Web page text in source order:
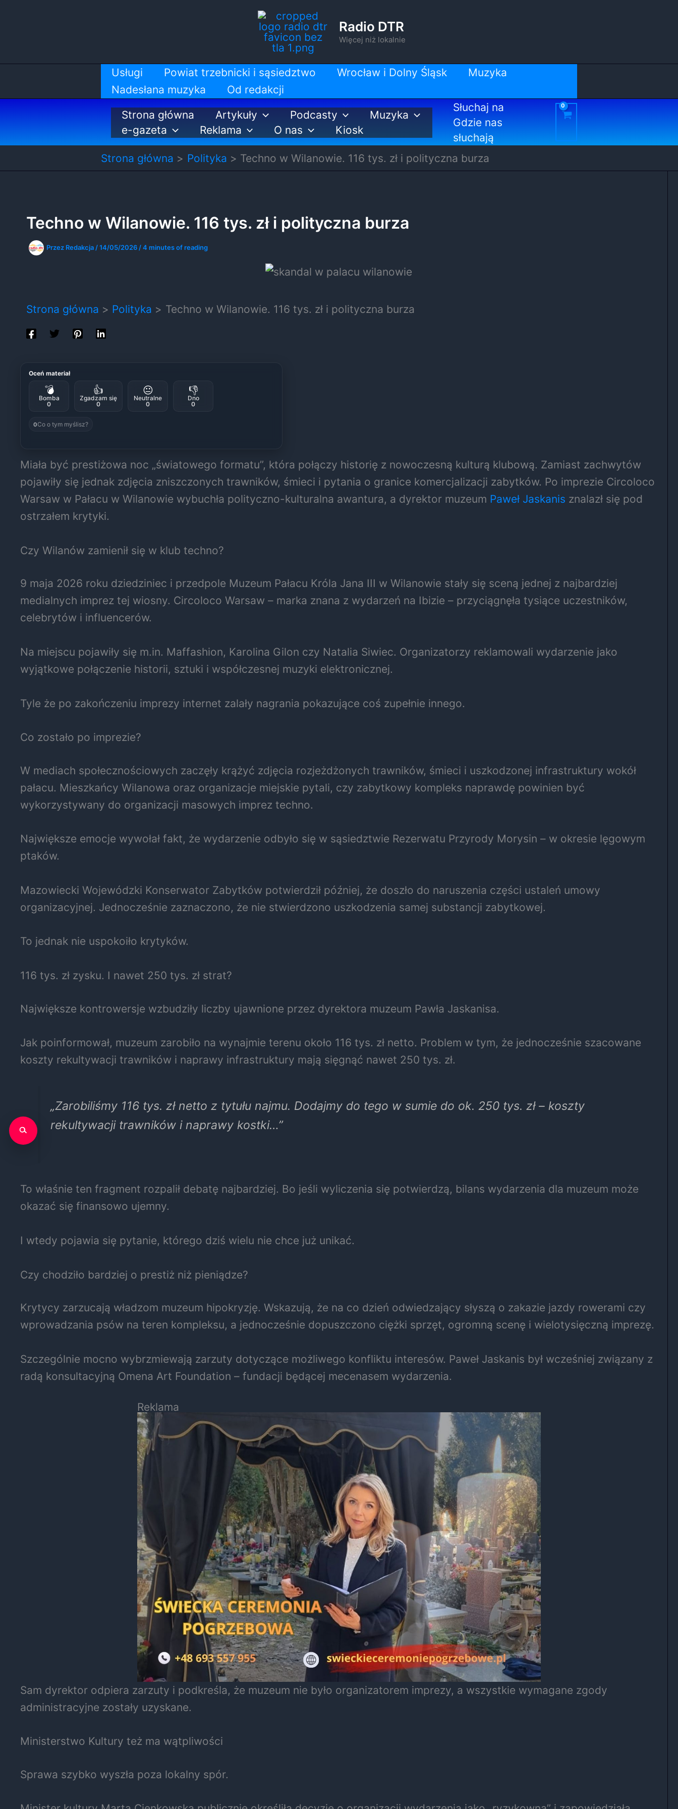
Radio DTR
Więcej niż lokalnie
Usługi Powiat trzebnicki i sąsiedztwo Wrocław i Dolny Śląsk
Muzyka
Nadesłana muzyka
Od redakcji
Strona główna
Artykuły Podcasty
Muzyka
e-gazeta
Reklama O nas Kiosk
Słuchaj na
Gdzie nas
słuchają
Strona główna
Polityka Techno w Wilanowie. 116 tys. zł i polityczna burza
Techno w Wilanowie. 116 tys. zł i polityczna burza
Przez Redakcja /14/05/2026 /4 minutes of reading
Strona główna Polityka Techno w Wilanowie. 116 tys. zł i polityczna burza
Oceń materiał
💣
Bomba
0
👍
Zgadzam się
0
😐
Neutralne
0
👎
Dno
0
0Co o tym myślisz?
Miała być prestiżowa noc „światowego formatu”, która połączy historię z nowoczesną kulturą klubową. Zamiast zachwytów
pojawiły się jednak zdjęcia zniszczonych trawników, śmieci i pytania o granice komercjalizacji zabytków. Po imprezie Circoloco
Warsaw w Pałacu w Wilanowie wybuchła polityczno-kulturalna awantura, a dyrektor muzeum Paweł Jaskanis znalazł się pod
ostrzałem krytyki.
Czy Wilanów zamienił się w klub techno?
9 maja 2026 roku dziedziniec i przedpole Muzeum Pałacu Króla Jana III w Wilanowie stały się sceną jednej z najbardziej
medialnych imprez tej wiosny. Circoloco Warsaw – marka znana z wydarzeń na Ibizie – przyciągnęła tysiące uczestników,
celebrytów i influencerów.
Na miejscu pojawiły się m.in. Maffashion, Karolina Gilon czy Natalia Siwiec. Organizatorzy reklamowali wydarzenie jako
wyjątkowe połączenie historii, sztuki i współczesnej muzyki elektronicznej.
Tyle że po zakończeniu imprezy internet zalały nagrania pokazujące coś zupełnie innego.
Co zostało po imprezie?
W mediach społecznościowych zaczęły krążyć zdjęcia rozjeżdżonych trawników, śmieci i uszkodzonej infrastruktury wokół
pałacu. Mieszkańcy Wilanowa oraz organizacje miejskie pytali, czy zabytkowy kompleks naprawdę powinien być
wykorzystywany do organizacji masowych imprez techno.
Największe emocje wywołał fakt, że wydarzenie odbyło się w sąsiedztwie Rezerwatu Przyrody Morysin – w okresie lęgowym
ptaków.
Mazowiecki Wojewódzki Konserwator Zabytków potwierdził później, że doszło do naruszenia części ustaleń umowy
organizacyjnej. Jednocześnie zaznaczono, że nie stwierdzono uszkodzenia samej substancji zabytkowej.
To jednak nie uspokoiło krytyków.
116 tys. zł zysku. I nawet 250 tys. zł strat?
Największe kontrowersje wzbudziły liczby ujawnione przez dyrektora muzeum Pawła Jaskanisa.
Jak poinformował, muzeum zarobiło na wynajmie terenu około 116 tys. zł netto. Problem w tym, że jednocześnie szacowane
koszty rekultywacji trawników i naprawy infrastruktury mają sięgnąć nawet 250 tys. zł.
„Zarobiliśmy 116 tys. zł netto z tytułu najmu. Dodajmy do tego w sumie do ok. 250 tys. zł – koszty
rekultywacji trawników i naprawy kostki…”
To właśnie ten fragment rozpalił debatę najbardziej. Bo jeśli wyliczenia się potwierdzą, bilans wydarzenia dla muzeum może
okazać się finansowo ujemny.
I wtedy pojawia się pytanie, którego dziś wielu nie chce już unikać.
Czy chodziło bardziej o prestiż niż pieniądze?
Krytycy zarzucają władzom muzeum hipokryzję. Wskazują, że na co dzień odwiedzający słyszą o zakazie jazdy rowerami czy
wprowadzania psów na teren kompleksu, a jednocześnie dopuszczono ciężki sprzęt, ogromną scenę i wielotysięczną imprezę.
Szczególnie mocno wybrzmiewają zarzuty dotyczące możliwego konfliktu interesów. Paweł Jaskanis był wcześniej związany z
radą konsultacyjną Omena Art Foundation – fundacji będącej mecenasem wydarzenia.
Reklama
Sam dyrektor odpiera zarzuty i podkreśla, że muzeum nie było organizatorem imprezy, a wszystkie wymagane zgody
administracyjne zostały uzyskane.
Ministerstwo Kultury też ma wątpliwości
Sprawa szybko wyszła poza lokalny spór.